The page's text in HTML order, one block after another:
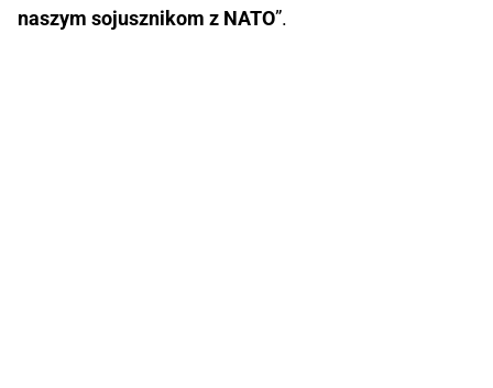
naszym sojusznikom z NATO”.